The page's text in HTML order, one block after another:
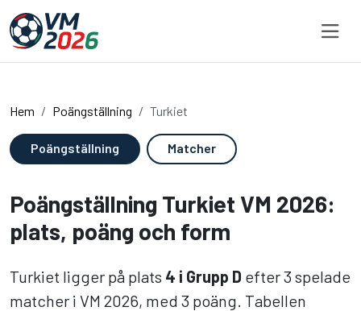
Hem Poängställning Turkiet
Poängställning Matcher
Poängställning Turkiet VM 2026:
plats, poäng och form
Turkiet ligger på plats 4 i Grupp D efter 3 spelade
matcher i VM 2026, med 3 poäng. Tabellen